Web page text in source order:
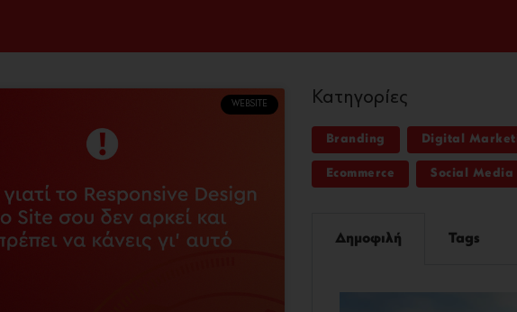
WEBSITE Κατηγορίες
Branding Digital
Ecommerce Social Media
Δημοφιλή Tags